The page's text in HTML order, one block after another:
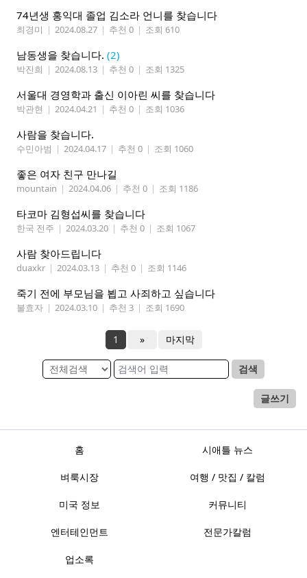
74년생 홍익대 졸업 김소라 언니를 찾습니다
최경미 | 2024.08.27 | 추천 0 | 조회 610
남동생을 찾습니다. (2)
박진희 | 2024.08.13 | 추천 0 | 조회 1325
서울대 경영학과 출신 이아린 씨를 찾습니다
박관현 | 2024.04.21 | 추천 0 | 조회 1036
사람을 찾습니다.
수민아범 | 2024.04.17 | 추천 0 | 조회 1060
좋은 여자 친구 만나길
mountain | 2024.04.06 | 추천 0 | 조회 1186
타코마 김형섭씨를 찾습니다
한국 전주 | 2024.03.20 | 추천 0 | 조회 1067
사람 찾아드립니다
duaxkr | 2024.03.13 | 추천 0 | 조회 1146
죽기 전에 부모님을 뵙고 사죄하고 싶습니다
불효자 | 2024.03.10 | 추천 3 | 조회 1690
1 » 마지막
검색
글쓰기
홈 시애틀 뉴스
벼룩시장 여행 / 맛집 / 칼럼
미국 정보 커뮤니티
엔터테인먼트 전문가칼럼
업소록